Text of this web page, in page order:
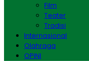
Film
Teater
Tradisi
Internasional
Olahraga
OPINI